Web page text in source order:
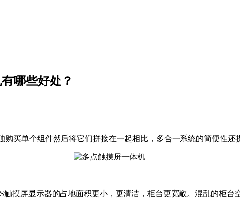
哪些好处？
购买单个组件然后将它们拼接在一起相比，多合一系统的简便性还
摸屏显示器的占地面积更小，更清洁，柜台更宽敞。混乱的柜